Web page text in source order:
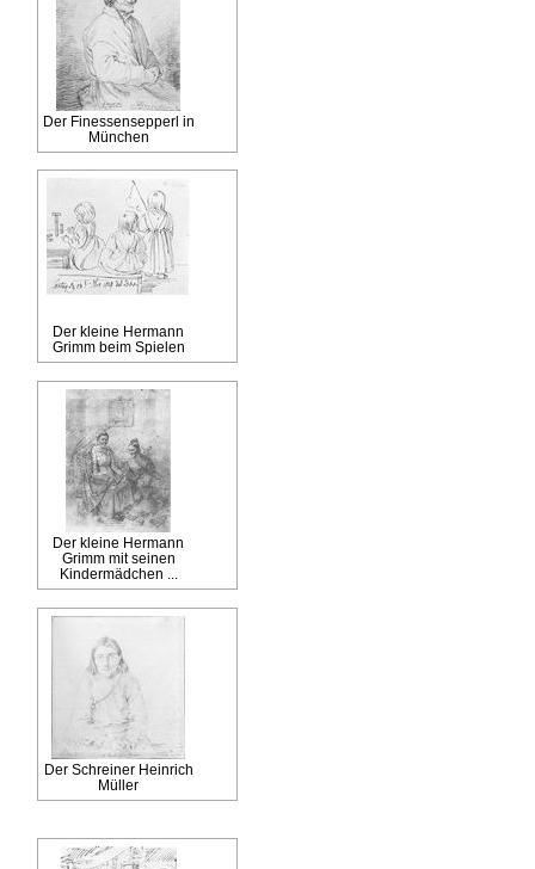
Der Finessensepperl in
München
Der kleine Hermann
Grimm beim Spielen
Der kleine Hermann
Grimm mit seinen
Kindermädchen ...
Der Schreiner Heinrich
Müller